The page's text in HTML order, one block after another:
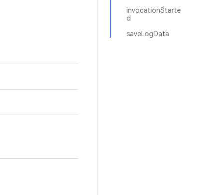
invocationStarte
d
saveLogData